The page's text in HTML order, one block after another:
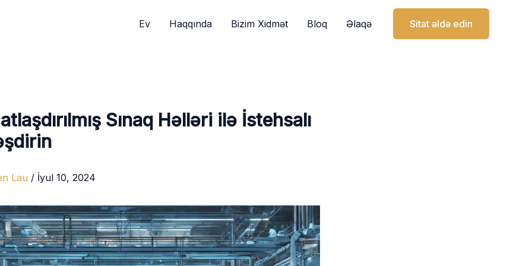
Ev Haqqında Bizim Xidmət Bloq Əlaqə Sitat əldə edin
Sınaq Həlləri ilə İstehsalı
Lau / İyul 10, 2024